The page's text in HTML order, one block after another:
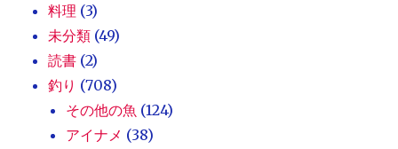
料理 (3)
未分類 (49)
読書 (2)
釣り (708)
その他の魚 (124)
アイナメ (38)